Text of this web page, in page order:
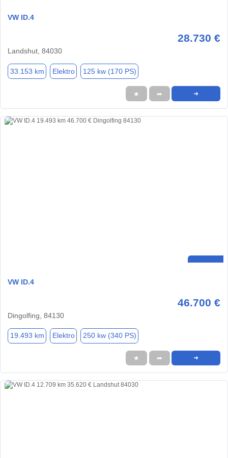
VW ID.4
28.730 €
Landshut, 84030
33.153 km Elektro 125 kw (170 PS)
★ ➦ ➜
VW ID.4
46.700 €
Dingolfing, 84130
19.493 km Elektro 250 kw (340 PS)
★ ➦ ➜